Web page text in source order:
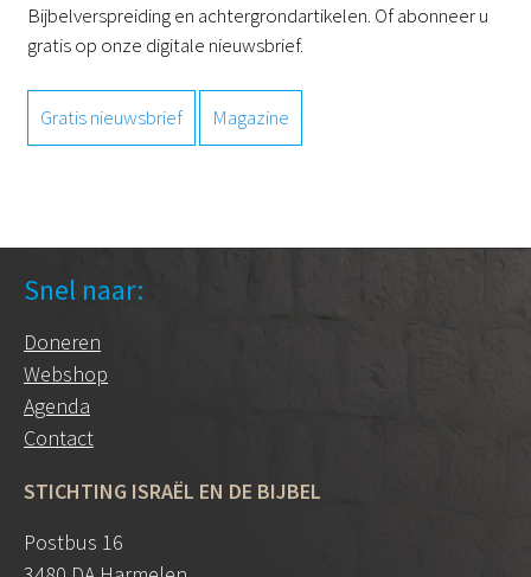
Bijbelverspreiding en achtergrondartikelen. Of abonneer u
gratis op onze digitale nieuwsbrief.
Gratis nieuwsbrief Magazine
Snel naar:
Doneren
Webshop
Agenda
Contact
STICHTING ISRAËL EN DE BIJBEL
Postbus 16